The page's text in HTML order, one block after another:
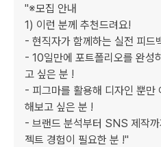
"※모집 안내
1) 이런 분께 추천드려요!
- 현직자가 함께하는 실전 피드
- 10일만에 포트폴리오를 완성
고 싶은 분 !
- 피그마를 활용해 디자인 뿐만
해보고 싶은 분 !
- 브랜드 분석부터 SNS 제작
젝트 경험이 필요한 분 !"